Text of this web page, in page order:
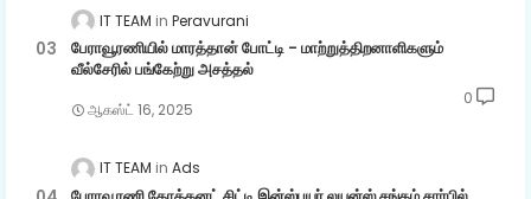
IT TEAM Peravurani
பேராவூரணியில் மாரத்தான் போட்டி - மாற்றுத்திறனாளிகளும்
வீல்சேரில் பங்கேற்று அசத்தல்
ஆகஸ்ட் 16, 2025
0
IT TEAM Ads